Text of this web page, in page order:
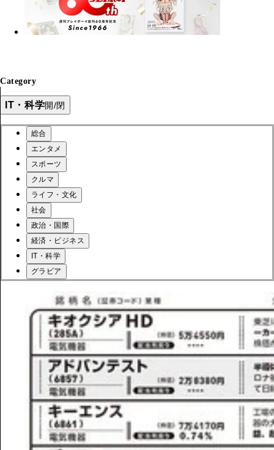
Category
IT・科学開/閉
総合
エンタメ
スポーツ
クルマ
ライフ・文化
社会
政治・国際
経済・ビジネス
IT・科学
グラビア